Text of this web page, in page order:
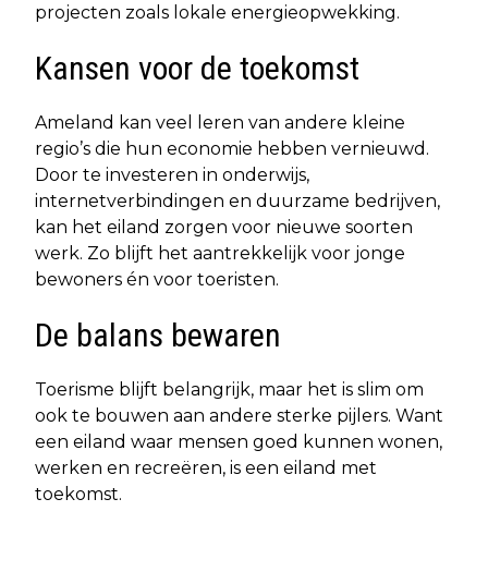
projecten zoals lokale energieopwekking.
Kansen voor de toekomst
Ameland kan veel leren van andere kleine
regio’s die hun economie hebben vernieuwd.
Door te investeren in onderwijs,
internetverbindingen en duurzame bedrijven,
kan het eiland zorgen voor nieuwe soorten
werk. Zo blijft het aantrekkelijk voor jonge
bewoners én voor toeristen.
De balans bewaren
Toerisme blijft belangrijk, maar het is slim om
ook te bouwen aan andere sterke pijlers. Want
een eiland waar mensen goed kunnen wonen,
werken en recreëren, is een eiland met
toekomst.